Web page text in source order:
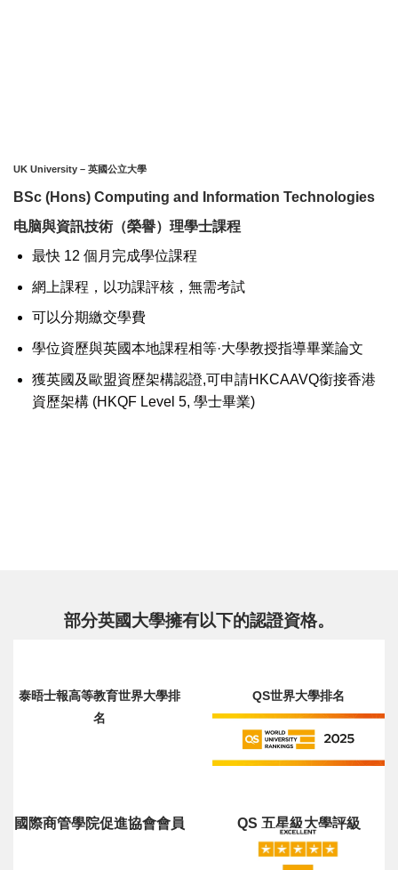
UK University – 英國公立大學
BSc (Hons) Computing and Information Technologies
电脑與資訊技術（榮譽）理學士課程
最快 12 個月完成學位課程
網上課程，以功課評核，無需考試
可以分期繳交學費
學位資歷與英國本地課程相等·大學教授指導畢業論文
獲英國及歐盟資歷架構認證,可申請HKCAAVQ銜接香港
資歷架構 (HKQF Level 5, 學士畢業)
部分英國大學擁有以下的認證資格。
泰晤士報高等教育世界大學排
名
QS世界大學排名
國際商管學院促進協會會員 QS 五星級大學評級